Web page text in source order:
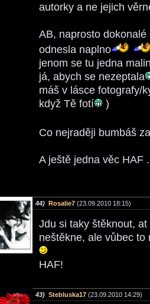
autorky a ne jejich
AB, naprosto dokonalé
odnesla naplno
jenom se tu jedna
já, abych se nezeptala
máš v lásce fotografy/
když Tě fotí
)
Co nejraději bumbáš
A ještě jedna věc HAF
44) Rosalie7 (23.09.2010 18:15)
Jdu si taky štěknout,
neštěkne, ale vůbec
HAF!
43) Stebluska17 (23.09.2010 14:29)